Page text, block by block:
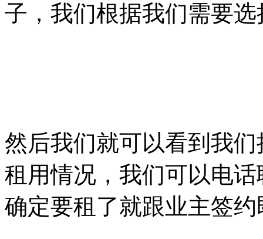
子，我们根据我们需要
然后我们就可以看到我
租用情况，我们可以电
确定要租了就跟业主签约